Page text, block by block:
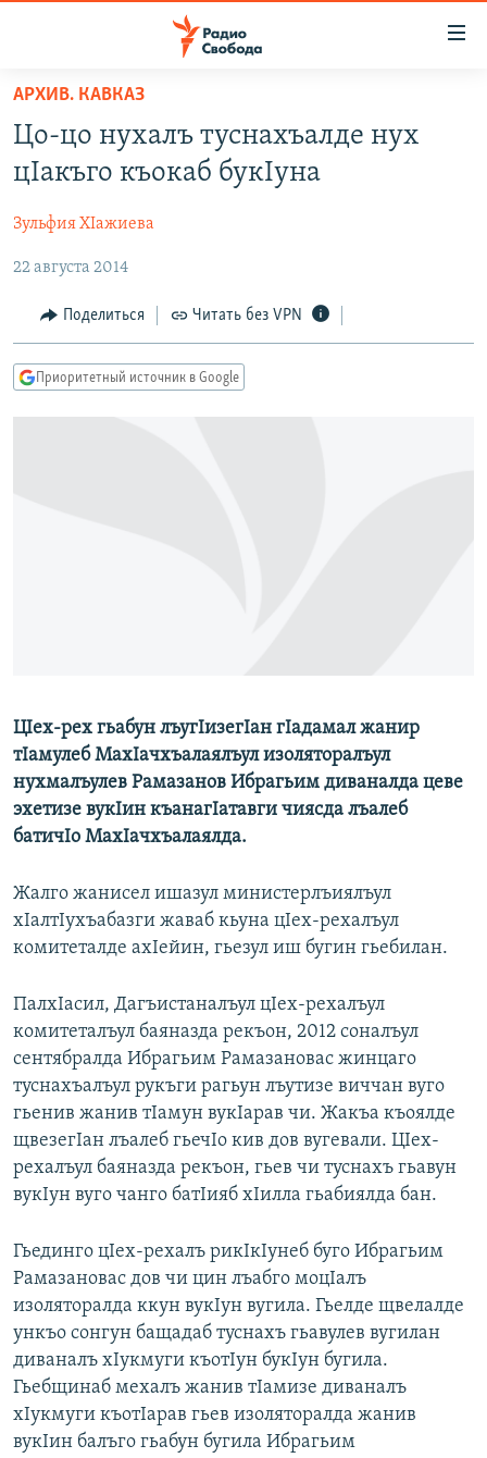
упрощенного
доступа
Вернуться
основному
Вернутся
главной
навигации
Вернутся
ПОДКАСТЫ
ЦИТАТЫ СВОБОДЫ
МНЕНИЯ
КУЛЬТУРА
IDEL.РЕАЛИИ
КАВКАЗ.РЕАЛИИ
Все сайты РСЕ/РС
АРХИВ. КАВКАЗ
Цо-цо нухалъ туснахъалде нух
цIакъго къокаб букIуна
Зульфия ХIажиева
22 августа 2014
Поделиться Читать без VPN
Приоритетный источник в Google
ЦIех-рех гьабун лъугIизегIан гIадамал жанир
тIамулеб МахIачхъалаялъул изоляторалъул
нухмалъулев Рамазанов Ибрагьим диваналда цеве
эхетизе вукIин къанагIатавги чиясда лъалеб
батичIо МахIачхъалаялда.
Жалго жанисел ишазул министерлъиялъул
хIалтIухъабазги жаваб кьуна цIех-рехалъул
комитеталде ахIейин, гьезул иш бугин гьебилан.
ПалхIасил, Дагъистаналъул цIех-рехалъул
комитеталъул баяназда рекъон, 2012 соналъул
сентябралда Ибрагьим Рамазановас жинцаго
туснахъалъул рукъги рагьун лъутизе виччан вуго
гьенив жанив тIамун вукIарав чи. Жакъа къоялде
щвезегIан лъалеб гьечIо кив дов вугевали. ЦIех-
рехалъул баяназда рекъон, гьев чи туснахъ гьавун
вукIун вуго чанго батIияб хIилла гьабиялда бан.
Гьединго цIех-рехалъ рикIкIунеб буго Ибрагьим
Рамазановас дов чи цин лъабго моцIалъ
изоляторалда ккун вукIун вугила. Гьелде щвелалде
ункъо сонгун бащадаб туснахъ гьавулев вугилан
диваналъ хIукмуги къотIун букIун бугила.
Гьебщинаб мехалъ жанив тIамизе диваналъ
хIукмуги къотIарав гьев изоляторалда жанив
вукIин балъго гьабун бугила Ибрагьим